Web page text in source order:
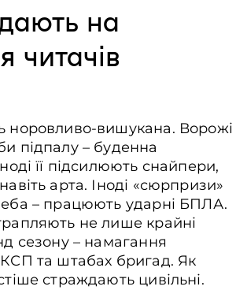
на
читачів
норовливо-вишукана. Ворожі
підпалу – буденна
її підсилюють снайпери,
арта. Іноді «сюрпризи»
– працюють ударні БПЛА.
не лише крайні
сезону – намагання
та штабах бригад. Як
страждають цивільні.